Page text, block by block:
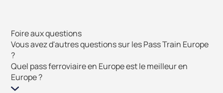
Foire aux questions
Vous avez d'autres questions sur les Pass Train Europe
?
Quel pass ferroviaire en Europe est le meilleur en
Europe ?